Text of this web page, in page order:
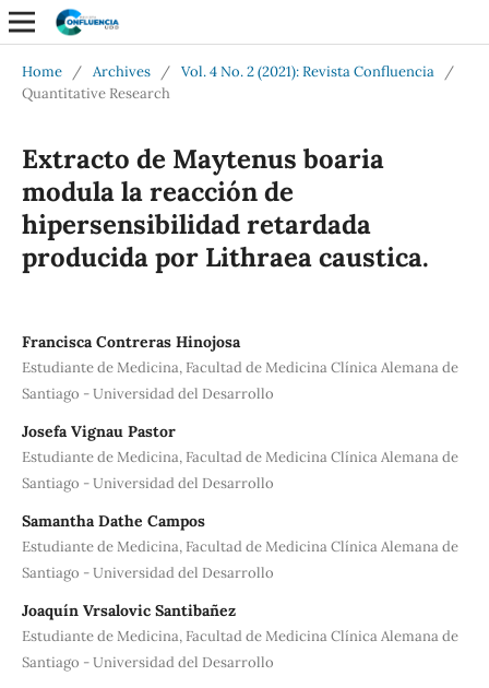
Home / Archives / Vol. 4 No. 2 (2021): Revista Confluencia
/
Quantitative Research
Extracto de Maytenus boaria
modula la reacción de
hipersensibilidad retardada
producida por Lithraea caustica.
Francisca Contreras Hinojosa
Estudiante de Medicina, Facultad de Medicina Clínica Alemana de
Santiago - Universidad del Desarrollo
Josefa Vignau Pastor
Estudiante de Medicina, Facultad de Medicina Clínica Alemana de
Santiago - Universidad del Desarrollo
Samantha Dathe Campos
Estudiante de Medicina, Facultad de Medicina Clínica Alemana de
Santiago - Universidad del Desarrollo
Joaquín Vrsalovic Santibañez
Estudiante de Medicina, Facultad de Medicina Clínica Alemana de
Santiago - Universidad del Desarrollo